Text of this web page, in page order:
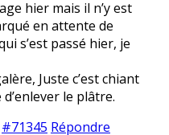
hier mais il n’y est
en attente de
s’est passé hier, je
Juste c’est chiant
le plâtre.
#71345 Répondre